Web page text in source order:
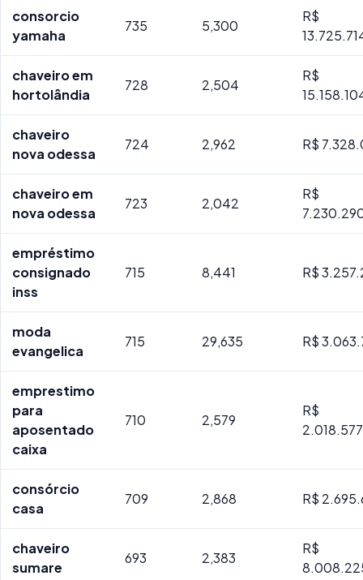
consorcio
yamaha
735 5,300
R$
chaveiro em
hortolândia
728 2,504
R$
chaveiro
nova odessa
724 2,962 R$
chaveiro em
nova odessa
723 2,042
R$
empréstimo
consignado
inss
715 8,441 R$
moda
evangelica
715 29,635 R$
emprestimo
para
aposentado
caixa
710 2,579
R$
consórcio
casa
709 2,868 R$
chaveiro
sumare
693 2,383
R$